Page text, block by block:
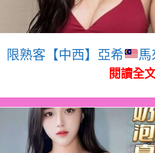
限熟客【中西】亞希 馬
閱讀全